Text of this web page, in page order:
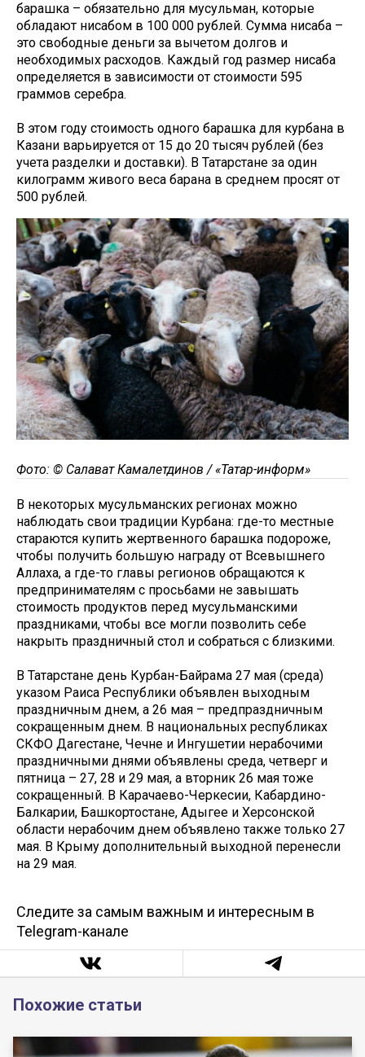
барашка – обязательно для мусульман, которые
обладают нисабом в 100 000 рублей. Сумма нисаба –
это свободные деньги за вычетом долгов и
необходимых расходов. Каждый год размер нисаба
определяется в зависимости от стоимости 595
граммов серебра.
В этом году стоимость одного барашка для курбана в
Казани варьируется от 15 до 20 тысяч рублей (без
учета разделки и доставки). В Татарстане за один
килограмм живого веса барана в среднем просят от
500 рублей.
Фото: © Салават Камалетдинов / «Татар-информ»
В некоторых мусульманских регионах можно
наблюдать свои традиции Курбана: где-то местные
стараются купить жертвенного барашка подороже,
чтобы получить большую награду от Всевышнего
Аллаха, а где-то главы регионов обращаются к
предпринимателям с просьбами не завышать
стоимость продуктов перед мусульманскими
праздниками, чтобы все могли позволить себе
накрыть праздничный стол и собраться с близкими.
В Татарстане день Курбан-Байрама 27 мая (среда)
указом Раиса Республики объявлен выходным
праздничным днем, а 26 мая – предпраздничным
сокращенным днем. В национальных республиках
СКФО Дагестане, Чечне и Ингушетии нерабочими
праздничными днями объявлены среда, четверг и
пятница – 27, 28 и 29 мая, а вторник 26 мая тоже
сокращенный. В Карачаево-Черкесии, Кабардино-
Балкарии, Башкортостане, Адыгее и Херсонской
области нерабочим днем объявлено также только 27
мая. В Крыму дополнительный выходной перенесли
на 29 мая.
Следите за самым важным и интересным в
Telegram-канале
Похожие статьи